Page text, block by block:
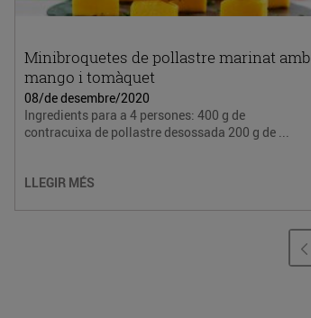
Minibroquetes de pollastre marinat amb
mango i tomàquet
08/de desembre/2020
Ingredients para a 4 persones: 400 g de
contracuixa de pollastre desossada 200 g de ...
LLEGIR MÉS